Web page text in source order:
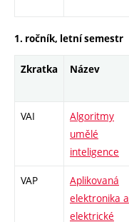
1. ročník, letní semestr
Zkratka Název
VAI
Algoritmy
umělé
inteligence
VAP
Aplikovaná
elektronika a
elektrické